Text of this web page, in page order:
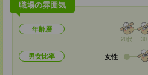
職場の雰囲気
年齢層
20代 30
男女比率 女性